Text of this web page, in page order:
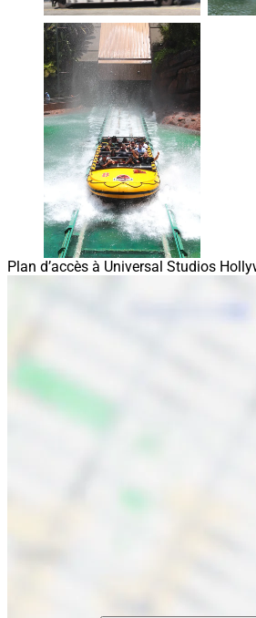
Plan d’accès à Universal Studios